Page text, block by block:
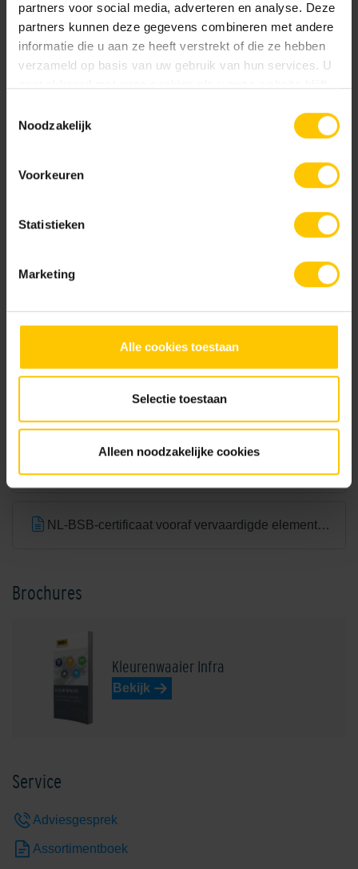
partners voor social media, adverteren en analyse. Deze
partners kunnen deze gegevens combineren met andere
informatie die u aan ze heeft verstrekt of die ze hebben
verzameld op basis van uw gebruik van hun services. U
Noodzakelijk
Voorkeuren
Statistieken
Marketing
Alle cookies toestaan
Selectie toestaan
Alleen noodzakelijke cookies
Documentatie
NL-BSB-certificaat vooraf vervaardigde elementen van beton (Aalst) K20305
Brochures
Kleurenwaaier Infra
Bekijk
Service
Adviesgesprek
Assortimentboek